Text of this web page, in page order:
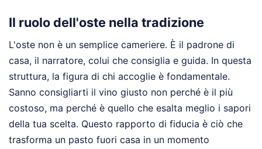
Il ruolo dell'oste nella tradizione
L'oste non è un semplice cameriere. È il padrone di
casa, il narratore, colui che consiglia e guida. In questa
struttura, la figura di chi accoglie è fondamentale.
Sanno consigliarti il vino giusto non perché è il più
costoso, ma perché è quello che esalta meglio i sapori
della tua scelta. Questo rapporto di fiducia è ciò che
trasforma un pasto fuori casa in un momento